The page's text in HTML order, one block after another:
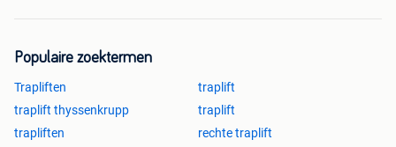
Populaire zoektermen
Trapliften
traplift
traplift thyssenkrupp
traplift
trapliften
rechte traplift